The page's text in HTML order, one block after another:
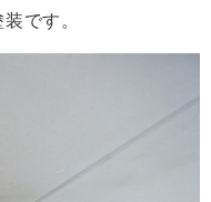
です。